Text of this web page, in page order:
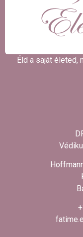
Éld a saját életed,